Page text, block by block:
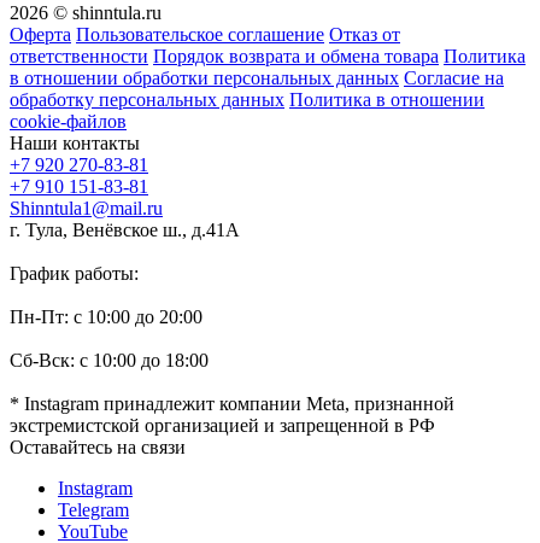
2026 © shinntula.ru
Оферта Пользовательское соглашение Отказ от
ответственности Порядок возврата и обмена товара Политика
в отношении обработки персональных данных Согласие на
обработку персональных данных Политика в отношении
cookie-файлов
Наши контакты
+7 920 270-83-81
+7 910 151-83-81
Shinntula1@mail.ru
г. Тула, Венёвское ш., д.41А
График работы:
Пн-Пт: с 10:00 до 20:00
Сб-Вск: с 10:00 до 18:00
* Instagram принадлежит компании Meta, признанной
экстремистской организацией и запрещенной в РФ
Оставайтесь на связи
Instagram
Telegram
YouTube